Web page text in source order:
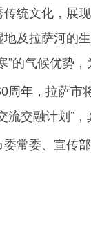
统文化，展
及拉萨河的
的气候优势
周年，拉萨市
交融计划”
常委、宣传部